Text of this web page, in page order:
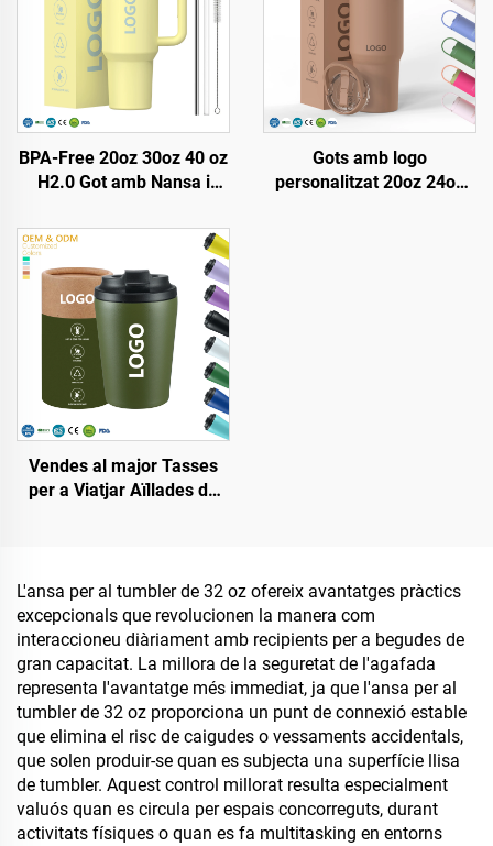
BPA-Free 20oz 30oz 40 oz
H2.0 Got amb Nansa i
Posicions per Viatge Copa
Aïllada d'Acer Inoxidable
Gots amb logo
personalitzat 20oz 24oz
Vendes al major Tasses
per a Viatjar Aïllades de
Personalitzat
L'ansa per al tumbler de 32 oz ofereix avantatges pràctics
excepcionals que revolucionen la manera com
interaccioneu diàriament amb recipients per a begudes de
gran capacitat. La millora de la seguretat de l'agafada
representa l'avantatge més immediat, ja que l'ansa per al
tumbler de 32 oz proporciona un punt de connexió estable
que elimina el risc de caigudes o vessaments accidentals,
que solen produir-se quan es subjecta una superfície llisa
de tumbler. Aquest control millorat resulta especialment
valuós quan es circula per espais concorreguts, durant
activitats físiques o quan es fa multitasking en entorns